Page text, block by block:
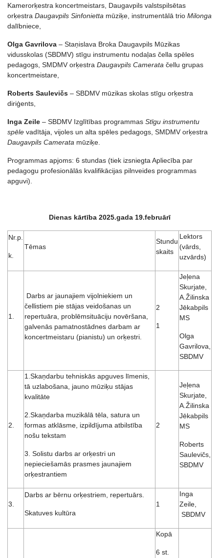
Kamerorķestra koncertmeistars, Daugavpils valstspilsētas
orķestra Daugavpils Sinfonietta mūziķe, instrumentālā trio Milonga
dalībniece,
Olga Gavrilova – Staņislava Broka Daugavpils Mūzikas
vidusskolas (SBDMV) stīgu instrumentu nodaļas čella spēles
pedagogs, SMDMV orķestra Daugavpils Camerata čellu grupas
koncertmeistare,
Roberts Saulevičs – SBDMV mūzikas skolas stīgu orķestra
diriģents,
Inga Zeile – SBDMV Izglītības programmas Stīgu instrumentu
spēle vadītāja, vijoles un alta spēles pedagogs, SMDMV orķestra
Daugavpils Camerata mūziķe.
Programmas apjoms: 6 stundas (tiek izsniegta Apliecība par
pedagogu profesionālās kvalifikācijas pilnveides programmas
apguvi).
Dienas kārtība 2025.gada 19.februārī
Nr.p.
k.
Tēmas
Stundu
skaits
Lektors
(vārds,
uzvārds)
1.
Darbs ar jaunajiem vijolniekiem un
čellistiem pie stājas veidošanas un
repertuāra, problēmsituāciju novēršana,
galvenās pamatnostādnes darbam ar
koncertmeistaru (pianistu) un orķestri.
2
1
Jeļena
Skurjate,
A.Žilinska
Jēkabpils
MS
Olga
Gavrilova,
SBDMV
2.
1.Skaņdarbu tehniskās apguves līmenis,
tā uzlabošana, jauno mūziķu stājas
kvalitāte
2.Skaņdarba muzikālā tēla, satura un
formas atklāsme, izpildījuma atbilstība
nošu tekstam
3. Solistu darbs ar orķestri un
nepieciešamās prasmes jaunajiem
orķestrantiem
2
Jeļena
Skurjate,
A.Žilinska
Jēkabpils
MS
Roberts
Saulevičs,
SBDMV
3.
Darbs ar bērnu orķestriem, repertuārs.
Skatuves kultūra
1
Inga
Zeile,
SBDMV
Kopā
6 st.